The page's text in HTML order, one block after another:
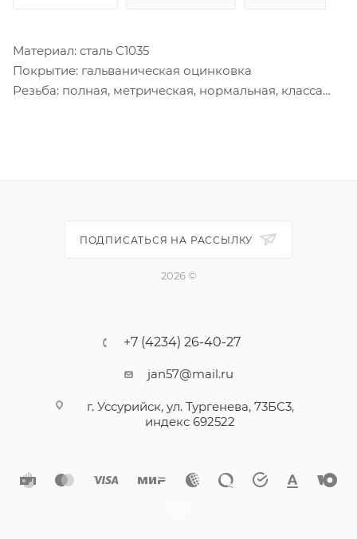
Материал: сталь C1035
Покрытие: гальваническая оцинковка
Резьба: полная, метрическая, нормальная, класса
ПОДПИСАТЬСЯ НА РАССЫЛКУ
2026 ©
+7 (4234) 26-40-27
jan57@mail.ru
г. Уссурийск, ул. Тургенева, 73БС3,
индекс 692522